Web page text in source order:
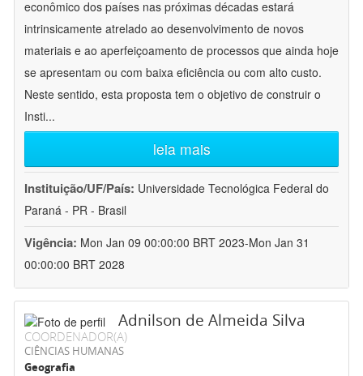
econômico dos países nas próximas décadas estará
intrinsicamente atrelado ao desenvolvimento de novos
materiais e ao aperfeiçoamento de processos que ainda hoje
se apresentam ou com baixa eficiência ou com alto custo.
Neste sentido, esta proposta tem o objetivo de construir o
Insti...
leia mais
Instituição/UF/País: Universidade Tecnológica Federal do
Paraná - PR - Brasil
Vigência: Mon Jan 09 00:00:00 BRT 2023-Mon Jan 31
00:00:00 BRT 2028
Adnilson de Almeida Silva
COORDENADOR(A)
CIÊNCIAS HUMANAS
Geografia